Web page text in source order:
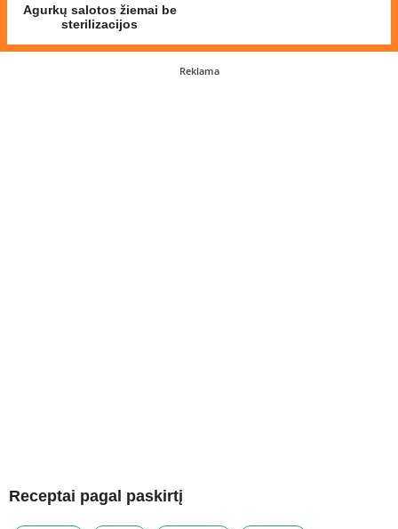
Agurkų salotos žiemai be
sterilizacijos
Reklama
Receptai pagal paskirtį